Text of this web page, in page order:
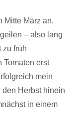
Mitte März an.
– also lang
zu früh
Tomaten erst
mein
den Herbst hinein
in einem